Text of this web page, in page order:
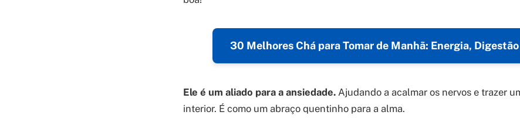
30 Melhores Chá para Tomar de Manhã: Energia,
Ele é um aliado para a ansiedade. Ajudando a acalmar os nervos e trazer
interior. É como um abraço quentinho para a alma.